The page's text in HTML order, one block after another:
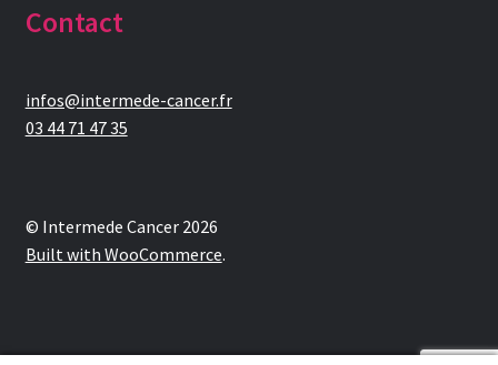
Contact
infos@intermede-cancer.fr
03 44 71 47 35
© Intermede Cancer 2026
Built with WooCommerce.